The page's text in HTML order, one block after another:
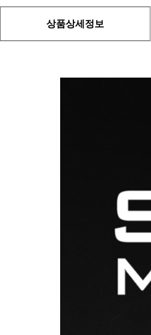
상품상세정보